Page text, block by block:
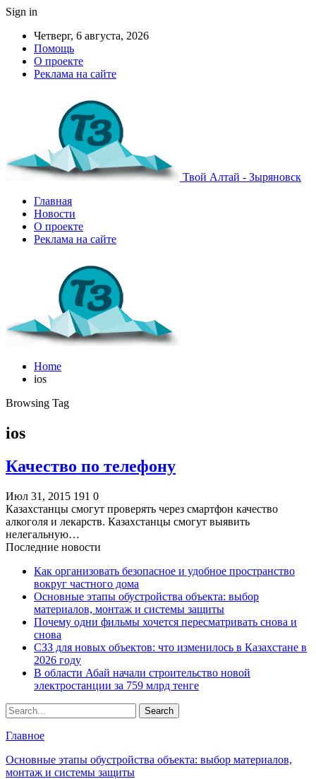
Sign in
Четверг, 6 августа, 2026
Помощь
О проекте
Реклама на сайте
Твой Алтай - Зыряновск
Главная
Новости
О проекте
Реклама на сайте
Home
ios
Browsing Tag
ios
Качество по телефону
Июл 31, 2015 191 0
Казахстанцы смогут проверять через смартфон качество
алкоголя и лекарств. Казахстанцы смогут выявить
нелегальную…
Последние новости
Как организовать безопасное и удобное пространство
вокруг частного дома
Основные этапы обустройства объекта: выбор
материалов, монтаж и системы защиты
Почему одни фильмы хочется пересматривать снова и
снова
СЗЗ для новых объектов: что изменилось в Казахстане в
2026 году
В области Абай начали строительство новой
электростанции за 759 млрд тенге
Главное
Основные этапы обустройства объекта: выбор материалов,
монтаж и системы защиты